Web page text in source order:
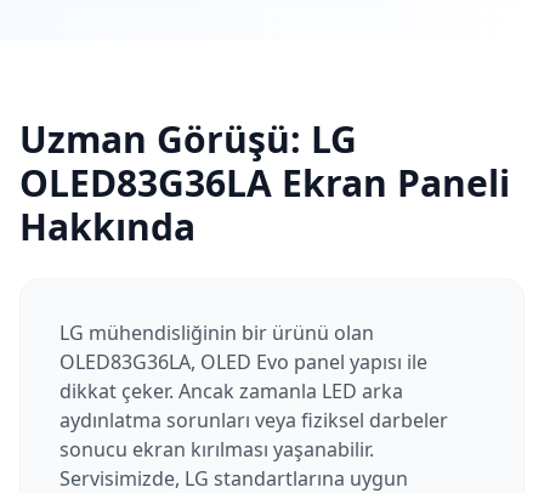
Uzman Görüşü: LG
OLED83G36LA Ekran Paneli
Hakkında
LG mühendisliğinin bir ürünü olan
OLED83G36LA, OLED Evo panel yapısı ile
dikkat çeker. Ancak zamanla LED arka
aydınlatma sorunları veya fiziksel darbeler
sonucu ekran kırılması yaşanabilir.
Servisimizde, LG standartlarına uygun